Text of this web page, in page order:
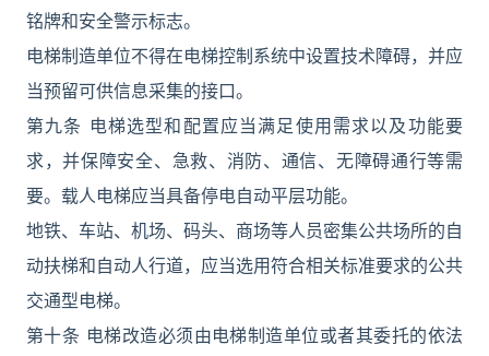
铭牌和安全警示标志。
电梯制造单位不得在电梯控制系统中设置技术障碍，并应
当预留可供信息采集的接口。
第九条 电梯选型和配置应当满足使用需求以及功能要
求，并保障安全、急救、消防、通信、无障碍通行等需
要。载人电梯应当具备停电自动平层功能。
地铁、车站、机场、码头、商场等人员密集公共场所的自
动扶梯和自动人行道，应当选用符合相关标准要求的公共
交通型电梯。
第十条 电梯改造必须由电梯制造单位或者其委托的依法